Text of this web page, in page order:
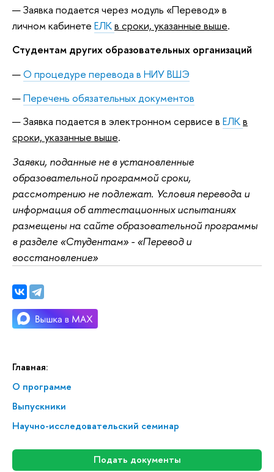
Главная:
О программе
Выпускники
Научно-исследовательский семинар
Подать документы
Заявка подается через модуль «Перевод» в
личном кабинете ЕЛКв сроки, указанные выше.
Студентам других образовательных организаций
О процедуре перевода в НИУ ВШЭ
Перечень обязательных документов
Заявка подается в электронном сервисе в ЕЛКв
сроки, указанные выше.
Заявки, поданные не в установленные
образовательной программой сроки,
рассмотрению не подлежат. Условия перевода и
информация об аттестационных испытаниях
размещены на сайте образовательной программы
в разделе «Студентам» - «Перевод и
восстановление»